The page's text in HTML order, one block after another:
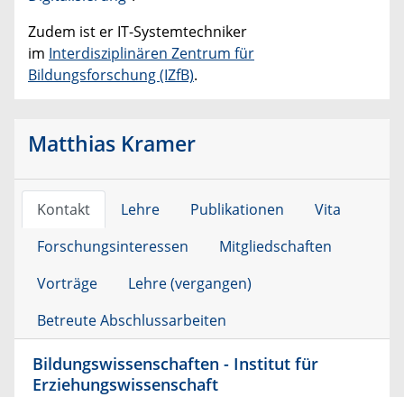
Zudem ist er IT-Systemtechniker
im Interdisziplinären Zentrum für
Bildungsforschung (IZfB).
Matthias Kramer
Kontakt Lehre Publikationen
Vita
Forschungsinteressen
Mitgliedschaften
Vorträge
Lehre (vergangen)
Betreute Abschlussarbeiten
Bildungswissenschaften - Institut für
Erziehungswissenschaft